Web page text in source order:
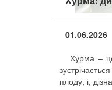
01.06.2026
Хурма –
плоду, і,